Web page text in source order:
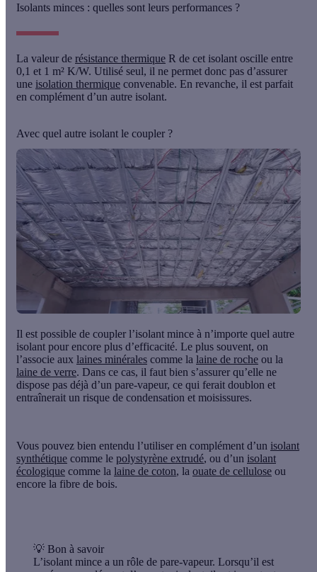
Isolants minces : quelles sont leurs performances ?
La valeur de résistance thermique R de cet isolant oscille entre
0,1 et 1 m² K/W. Utilisé seul, il ne permet donc pas d’assurer
une isolation thermique convenable. En revanche, il est parfait
en complément d’un autre isolant.
Avec quel autre isolant le coupler ?
Il est possible de coupler l’isolant mince à n’importe quel autre
isolant pour encore plus d’efficacité. Le plus souvent, on
l’associe aux laines minérales comme la laine de roche ou la
laine de verre. Dans ce cas, il faut bien s’assurer qu’elle ne
dispose pas déjà d’un pare-vapeur, ce qui ferait doublon et
entraînerait un risque de condensation et moisissures.
Vous pouvez bien entendu l’utiliser en complément d’un isolant
synthétique comme le polystyrène extrudé, ou d’un isolant
écologique comme la laine de coton, la ouate de cellulose ou
encore la fibre de bois.
💡 Bon à savoir
L’isolant mince a un rôle de pare-vapeur. Lorsqu’il est